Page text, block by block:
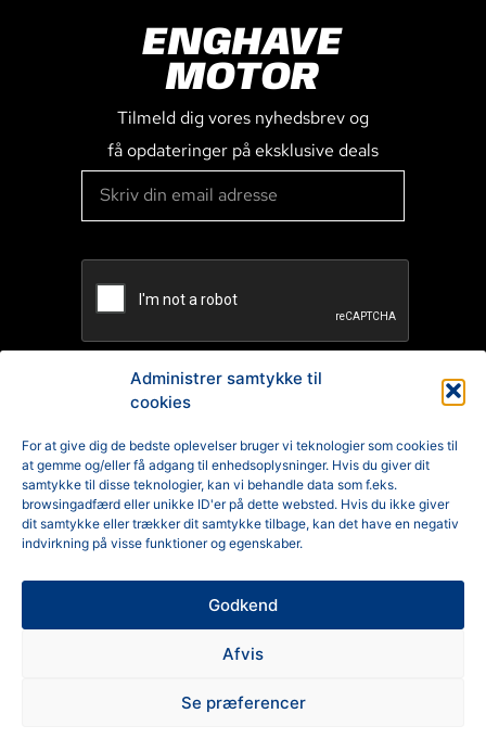
Administrer samtykke til
cookies
For at give dig de bedste oplevelser bruger vi teknologier som cookies til
at gemme og/eller få adgang til enhedsoplysninger. Hvis du giver dit
samtykke til disse teknologier, kan vi behandle data som f.eks.
browsingadfærd eller unikke ID'er på dette websted. Hvis du ikke giver
dit samtykke eller trækker dit samtykke tilbage, kan det have en negativ
indvirkning på visse funktioner og egenskaber.
Godkend
Afvis
Se præferencer
ENGHAVE
MOTOR
Tilmeld dig vores nyhedsbrev og
få opdateringer på eksklusive deals
Reklamation
Generelle Handelsbetingelser
Privatlivspolitik